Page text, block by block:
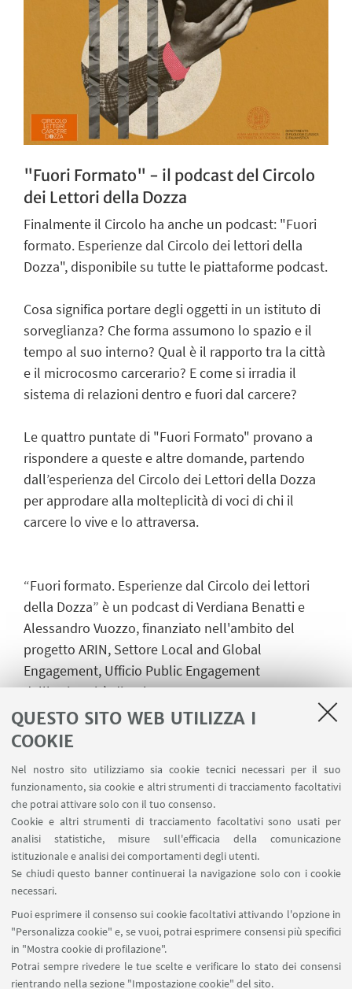
QUESTO SITO WEB UTILIZZA I
COOKIE
Nel nostro sito utilizziamo sia cookie tecnici necessari per il suo
funzionamento, sia cookie e altri strumenti di tracciamento facoltativi
che potrai attivare solo con il tuo consenso.
Cookie e altri strumenti di tracciamento facoltativi sono usati per
analisi statistiche, misure sull'efficacia della comunicazione
istituzionale e analisi dei comportamenti degli utenti.
Se chiudi questo banner continuerai la navigazione solo con i cookie
necessari.
Puoi esprimere il consenso sui cookie facoltativi attivando l'opzione in
"Personalizza cookie" e, se vuoi, potrai esprimere consensi più specifici
in "Mostra cookie di profilazione".
Potrai sempre rivedere le tue scelte e verificare lo stato dei consensi
rientrando nella sezione "Impostazione cookie" del sito.
"Fuori Formato" - il podcast del Circolo
dei Lettori della Dozza
Finalmente il Circolo ha anche un podcast: "Fuori
formato. Esperienze dal Circolo dei lettori della
Dozza", disponibile su tutte le piattaforme podcast.
Cosa significa portare degli oggetti in un istituto di
sorveglianza? Che forma assumono lo spazio e il
tempo al suo interno? Qual è il rapporto tra la città
e il microcosmo carcerario? E come si irradia il
sistema di relazioni dentro e fuori dal carcere?
Le quattro puntate di "Fuori Formato" provano a
rispondere a queste e altre domande, partendo
dall’esperienza del Circolo dei Lettori della Dozza
per approdare alla molteplicità di voci di chi il
carcere lo vive e lo attraversa.
“Fuori formato. Esperienze dal Circolo dei lettori
della Dozza” è un podcast di Verdiana Benatti e
Alessandro Vuozzo, finanziato nell'ambito del
progetto ARIN, Settore Local and Global
Engagement, Ufficio Public Engagement
dell'Università di Bologna.
Si ringraziano il Dipartimento di Filologia Classica e
Circondariale “Rocco d'Amato”, la biblioteca
comunale Sala Borsa e la libreria La Confraternita
dell'Uva di Bologna.
Hanno partecipato Rosa Ugolini, i detenuti, i
volontari e le volontarie, gli autori e le autrici del
Circolo dei lettori della Dozza.
Produzione tecnica e montaggio di Gabriele
Beretta.